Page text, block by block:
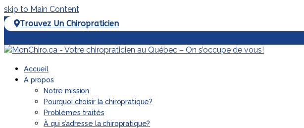
skip to Main Content
Trouvez Un Chiropraticien
Accueil
À propos
Notre mission
Pourquoi choisir la chiropratique?
Problèmes traités
À qui s’adresse la chiropratique?